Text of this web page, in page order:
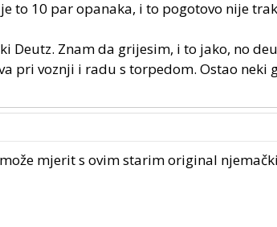
to 10 par opanaka, i to pogotovo nije
Deutz. Znam da grijesim, i to jako, no
pri voznji i radu s torpedom. Ostao neki
mjerit s ovim starim original